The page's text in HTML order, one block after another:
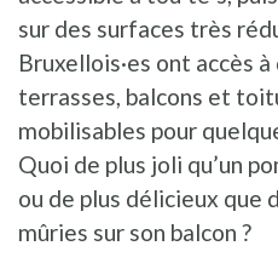
sur des surfaces très
Bruxellois·es ont accès à
terrasses, balcons et
mobilisables pour
Quoi de plus joli qu’un
ou de plus délicieux que
mûries sur son balcon ?